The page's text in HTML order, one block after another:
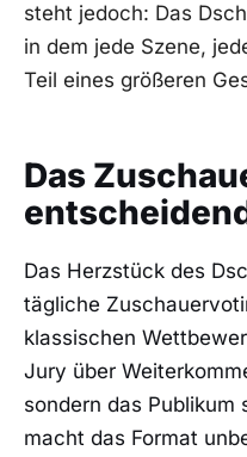
steht jedoch: Das
in dem jede Szene,
Teil eines größeren
Das
Das Herzstück des
tägliche
klassischen
Jury über
sondern das Publikum
macht das Format